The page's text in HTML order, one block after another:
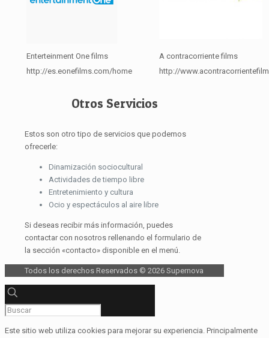
Enterteinment One films
A contracorriente films
http://es.eonefilms.com/home
http://
Otros Servicios
Estos son otro tipo de servicios que podemos
ofrecerle:
Dinamización sociocultural
Actividades de tiempo libre
Entretenimiento y cultura
Ocio y espectáculos al aire libre
Si deseas recibir más información, puedes
contactar con nosotros rellenando el formulario de
la sección «contacto» disponible en el menú.
Todos los derechos Reservados © 2026 Supernova
Este sitio web utiliza cookies para mejorar su experiencia. Principalmente